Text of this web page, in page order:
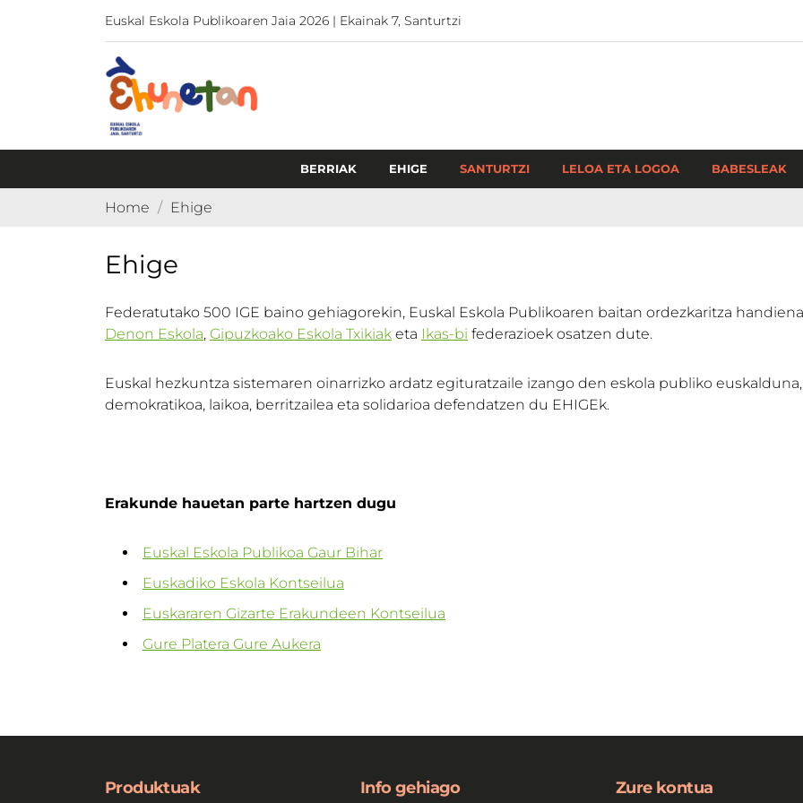
Euskal Eskola Publikoaren Jaia 2026 | Ekainak 7, Santurtzi
BERRIAK EHIGE SANTURTZI LELOA ETA LOGOA BABESLEAK
Home Ehige
Ehige
Federatutako 500 IGE baino gehiagorekin, Euskal Eskola Publikoaren baitan ordezkaritza
Denon Eskola, Gipuzkoako Eskola Txikiak eta Ikas-bi federazioek osatzen dute.
Euskal hezkuntza sistemaren oinarrizko ardatz egituratzaile izango den eskola publiko
demokratikoa, laikoa, berritzailea eta solidarioa defendatzen du EHIGEk.
Erakunde hauetan parte hartzen dugu
Euskal Eskola Publikoa Gaur Bihar
Euskadiko Eskola Kontseilua
Euskararen Gizarte Erakundeen Kontseilua
Gure Platera Gure Aukera
Produktuak Info gehiago Zure kontua